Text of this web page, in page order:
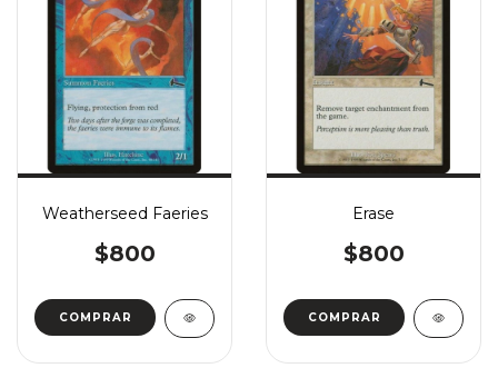
Weatherseed Faeries
$800
COMPRAR
Erase
$800
COMPRAR